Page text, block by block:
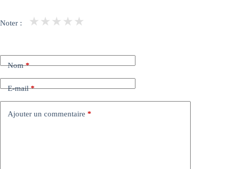
Noter : ★
★
★
★
★
Nom*
E-mail*
Ajouter un commentaire *